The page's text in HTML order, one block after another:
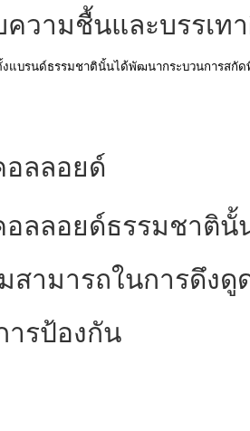
วามชื้นและบรรเท
แบรนด์ธรรมชาตินั้นได้พัฒนากระบวนการสกัด
ลลอยด์
ลลอยด์ธรรมชาตินั้
สามารถในการดึง
ารป้องกัน